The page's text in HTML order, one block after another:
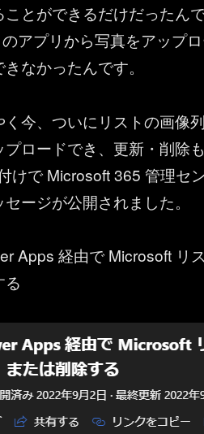
とができるだけだったん
アプリから写真をアップ
なかったんです。
く今、ついにリストの画像
ロードでき、更新・削除
けで Microsoft 365 管理セ
ージが公開されました。
Apps 経由で Microsoft リ
る